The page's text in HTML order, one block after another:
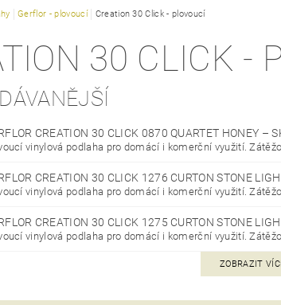
Gerflor - plovoucí Creation 30 Click - plovoucí
30 CLICK -
CREATION 30 CLICK 0870 QUARTET HONEY –
vinylová podlaha pro domácí i komerční využití.
CREATION 30 CLICK 1276 CURTON STONE
vinylová podlaha pro domácí i komerční využití.
CREATION 30 CLICK 1275 CURTON STONE
vinylová podlaha pro domácí i komerční využití.
ZOBRAZIT